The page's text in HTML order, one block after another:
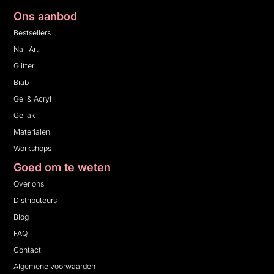
Ons aanbod
Bestsellers
Nail Art
Glitter
Biab
Gel & Acryl
Gellak
Materialen
Workshops
Goed om te weten
Over ons
Distributeurs
Blog
FAQ
Contact
Algemene voorwaarden